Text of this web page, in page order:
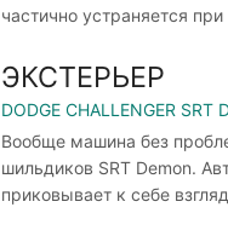
частично устраняется
ЭКСТЕРЬЕР
DODGE CHALLENGER SRT
Вообще машина без
шильдиков SRT Demon.
приковывает к себе